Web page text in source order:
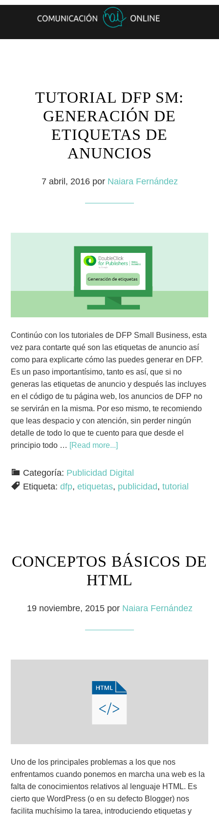
TUTORIAL DFP SM:
GENERACIÓN DE
ETIQUETAS DE
ANUNCIOS
7 abril, 2016por Naiara Fernández
Continúo con los tutoriales de DFP Small Business, esta
vez para contarte qué son las etiquetas de anuncio así
como para explicarte cómo las puedes generar en DFP.
Es un paso importantísimo, tanto es así, que si no
generas las etiquetas de anuncio y después las incluyes
en el código de tu página web, los anuncios de DFP no
se servirán en la misma. Por eso mismo, te recomiendo
que leas despacio y con atención, sin perder ningún
detalle de todo lo que te cuento para que desde el
principio todo … [Read more...]
Categoría: Publicidad Digital
Etiqueta:dfp,etiquetas, publicidad,tutorial
CONCEPTOS BÁSICOS DE
HTML
19 noviembre, 2015por Naiara Fernández
Uno de los principales problemas a los que nos
enfrentamos cuando ponemos en marcha una web es la
falta de conocimientos relativos al lenguaje HTML. Es
cierto que WordPress (o en su defecto Blogger) nos
facilita muchísimo la tarea, introduciendo etiquetas y